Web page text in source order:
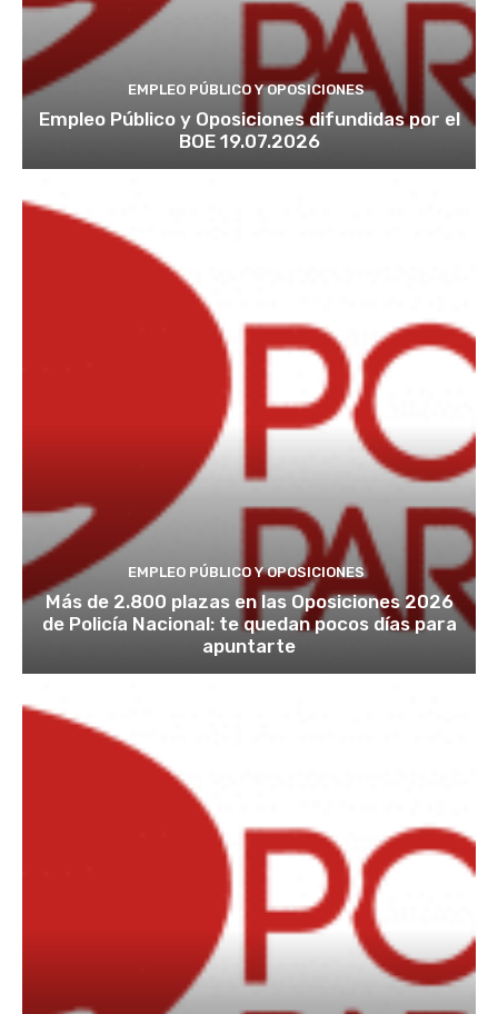
EMPLEO PÚBLICO Y OPOSICIONES
Empleo Público y Oposiciones difundidas por el
BOE 19.07.2026
EMPLEO PÚBLICO Y OPOSICIONES
Más de 2.800 plazas en las Oposiciones 2026
de Policía Nacional: te quedan pocos días para
apuntarte